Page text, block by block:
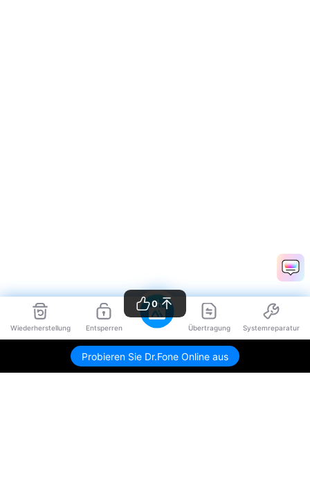
Wiederherstellung Entsperren Übertragung Systemreparatur
Probieren Sie Dr.Fone Online aus
0